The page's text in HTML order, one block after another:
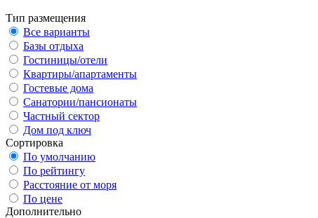
Тип размещения
Все варианты
Базы отдыха
Гостиницы/отели
Квартиры/апартаменты
Гостевые дома
Санатории/пансионаты
Частный сектор
Дом под ключ
Сортировка
По умолчанию
По рейтингу
Расстояние от моря
По цене
Дополнительно